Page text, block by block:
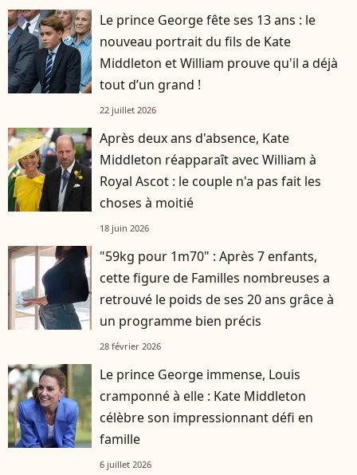
Le prince George fête ses 13 ans : le
nouveau portrait du fils de Kate
Middleton et William prouve qu'il a déjà
tout d’un grand !
22 juillet 2026
Après deux ans d'absence, Kate
Middleton réapparaît avec William à
Royal Ascot : le couple n'a pas fait les
choses à moitié
18 juin 2026
"59kg pour 1m70" : Après 7 enfants,
cette figure de Familles nombreuses a
retrouvé le poids de ses 20 ans grâce à
un programme bien précis
28 février 2026
Le prince George immense, Louis
cramponné à elle : Kate Middleton
célèbre son impressionnant défi en
famille
6 juillet 2026